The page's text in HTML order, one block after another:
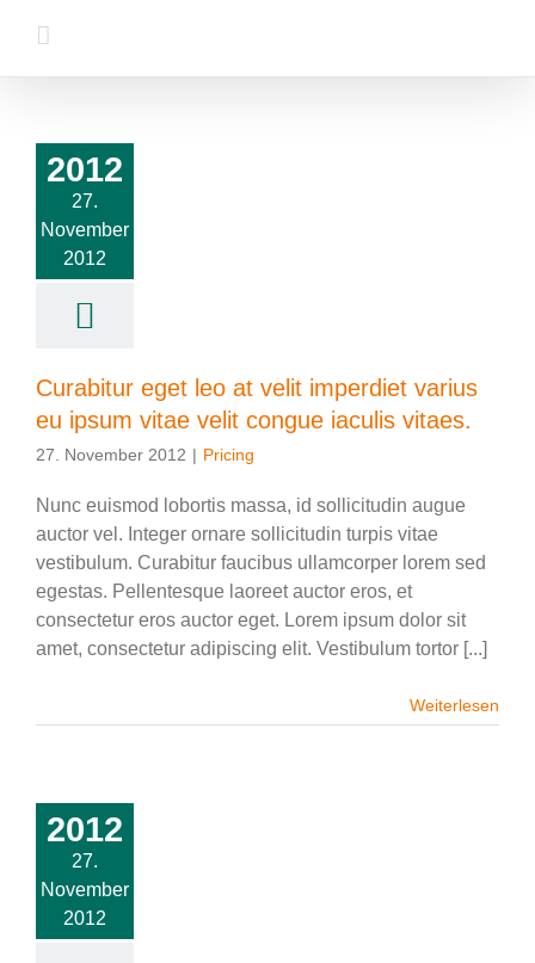
Inhalt
2012
27.
November
2012
Curabitur eget leo at velit imperdiet varius
eu ipsum vitae velit congue iaculis vitaes.
27. November 2012 | Pricing
Nunc euismod lobortis massa, id sollicitudin augue
auctor vel. Integer ornare sollicitudin turpis vitae
vestibulum. Curabitur faucibus ullamcorper lorem sed
egestas. Pellentesque laoreet auctor eros, et
consectetur eros auctor eget. Lorem ipsum dolor sit
amet, consectetur adipiscing elit. Vestibulum tortor [...]
Weiterlesen
2012
27.
November
2012